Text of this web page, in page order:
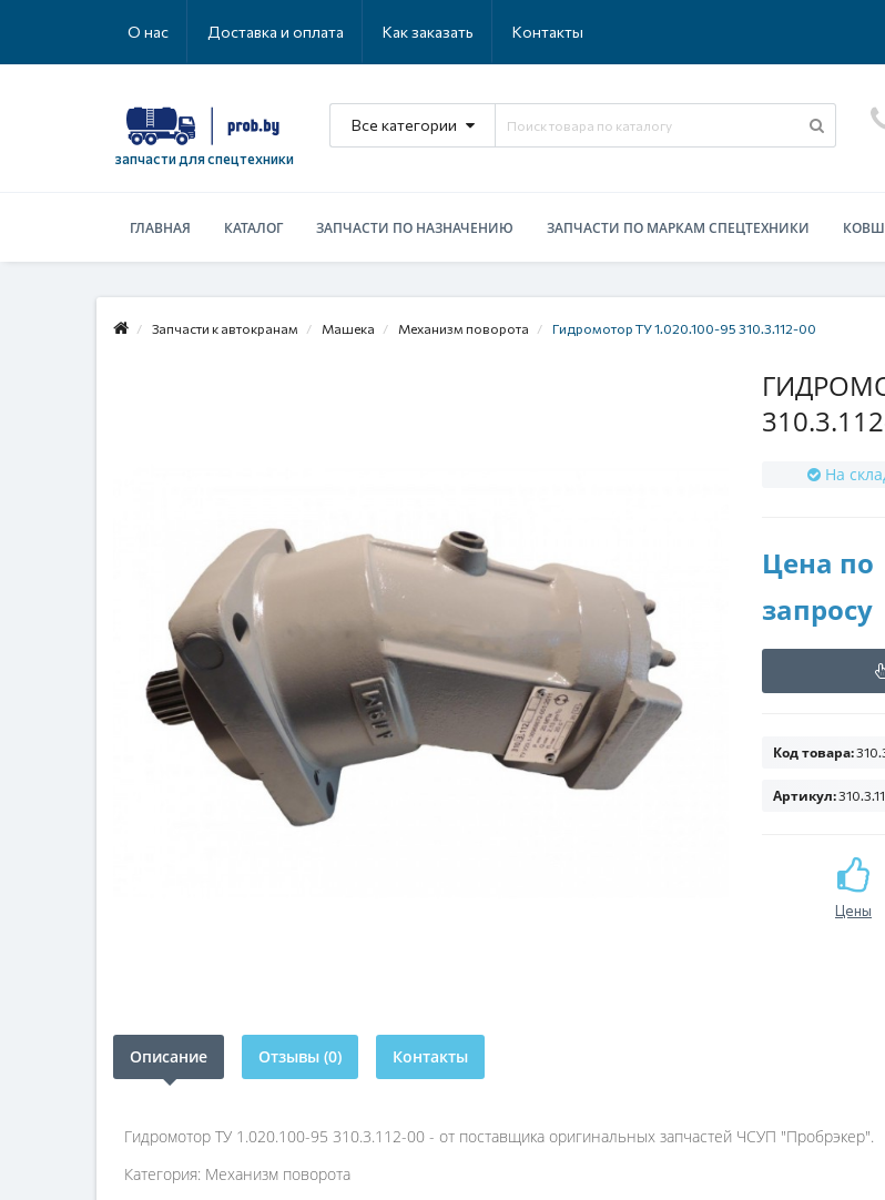
О нас Доставка и оплата Как заказать Контакты
запчасти для спецтехники
Все категории
ГЛАВНАЯ КАТАЛОГ ЗАПЧАСТИ ПО НАЗНАЧЕНИЮ ЗАПЧАСТИ ПО МАРКАМ СПЕЦТЕХНИКИ
Запчасти к автокранам Машека Механизм поворота Гидромотор ТУ 1.020.100-95 310.3.112-00
На
Цена по
запросу
Код товара:
Артикул:
Цены
Описание Отзывы (0) Контакты
Гидромотор ТУ 1.020.100-95 310.3.112-00 - от поставщика оригинальных запчастей ЧСУП "Пробрэкер".
Категория: Механизм поворота